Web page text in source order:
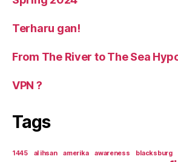
Terharu gan!
From The River to The Sea
VPN ?
Tags
1445 al ihsan amerika awareness blacksburg